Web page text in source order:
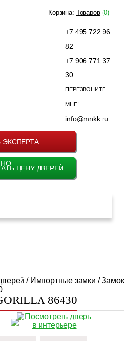
+7 495 722 96
82
+7 906 771 37
30
ПЕРЕЗВОНИТЕ
МНЕ!
info@mnkk.ru
ЭКСПЕРТА
ЦЕНУ ДВЕРЕЙ
Корзина: Товаров (0)
/ Импортные замки / Замок
86430